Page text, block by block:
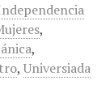
,
,
, Universiada